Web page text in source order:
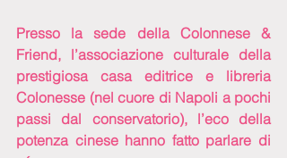
Presso la sede della Colonnese &
Friend, l’associazione culturale della
prestigiosa casa editrice e libreria
Colonesse (nel cuore di Napoli a pochi
passi dal conservatorio), l’eco della
potenza cinese hanno fatto parlare di